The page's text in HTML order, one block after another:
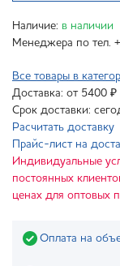
Наличие: в наличии
Менеджера по тел.
Все товары в
Доставка: от 5400
Срок доставки:
Расчитать доставку
Прайс-лист на
Индивидуальные
постоянных
ценах для оптовых
Оплата на